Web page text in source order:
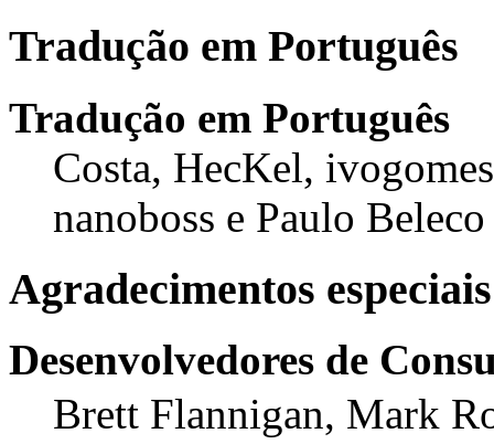
Tradução em Português
Tradução em Português
Costa, HecKel,
nanoboss e Paulo Beleco
Agradecimentos especiais
Desenvolvedores de
Brett Flannigan, Mark